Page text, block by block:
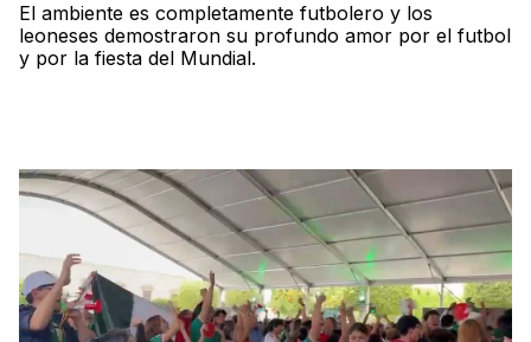
El ambiente es completamente futbolero y los
leoneses demostraron su profundo amor por el futbol
y por la fiesta del Mundial.